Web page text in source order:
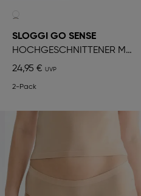
SLOGGI GO SENSE
HOCHGESCHNITTENER MIEDERSLIP
24,95 €
2-Pack